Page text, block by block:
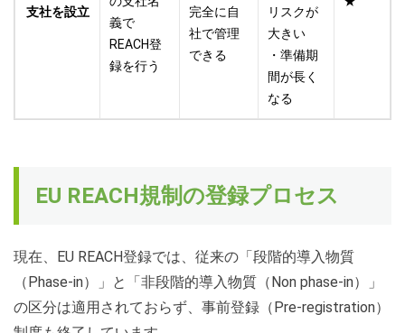
支社を設立
義で
REACH登
録を行う
完全に自
社で管理
できる
リスクが
大きい
・準備期
間が長く
なる
EU REACH規制の登録プロセス
現在、EU REACH登録では、従来の「段階的導入物質
（Phase-in）」と「非段階的導入物質（Non phase-in）」
の区分は適用されておらず、事前登録（Pre-registration）